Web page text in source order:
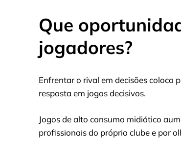
Que
jogadores?
Enfrentar o rival em decisões coloca
resposta em jogos decisivos.
Jogos de alto consumo midiático
profissionais do próprio clube e por